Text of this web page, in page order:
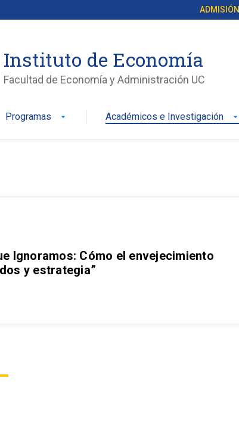
ADMISIÓN
Instituto de Economía
Facultad de Economía y Administración UC
Programas arrow_drop_down Académicos e Investigación arrow_drop_down
Ignoramos: Cómo el envejecimiento
y estrategia”